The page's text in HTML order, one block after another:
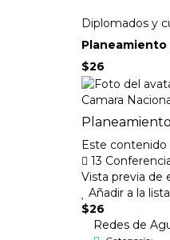
Diplomados y
$26
Camara
Este contenido
13
Vista previa de
Añadir a la
$26
Redes de